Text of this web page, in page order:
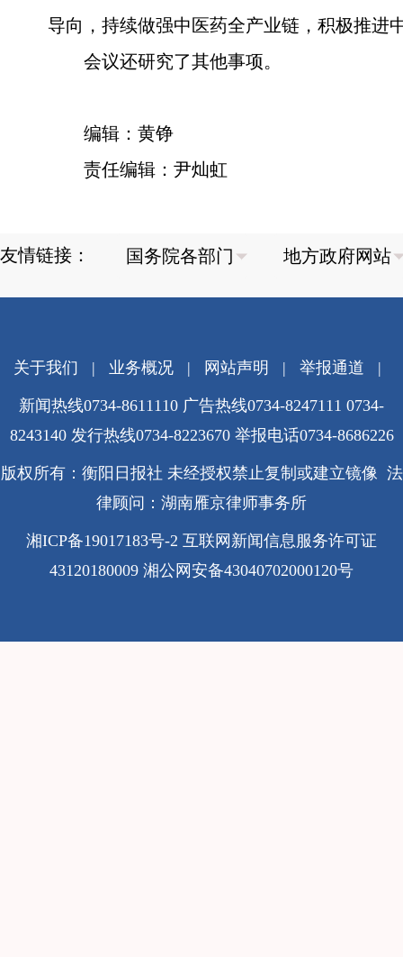
导向，持续做强中医药全产业链，积极推进
会议还研究了其他事项。
编辑：黄铮
责任编辑：尹灿虹
友情链接：
关于我们 | 业务概况| 网站声明 | 举报通道 |
新闻热线0734-8611110 广告热线0734-8247111 0734-
8243140 发行热线0734-8223670 举报电话0734-8686226
版权所有：衡阳日报社 未经授权禁止复制或建立镜像 法
律顾问：湖南雁京律师事务所
湘ICP备19017183号-2 互联网新闻信息服务许可证
43120180009 湘公网安备43040702000120号